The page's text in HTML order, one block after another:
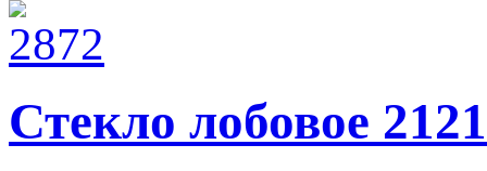
Стекло лобовое